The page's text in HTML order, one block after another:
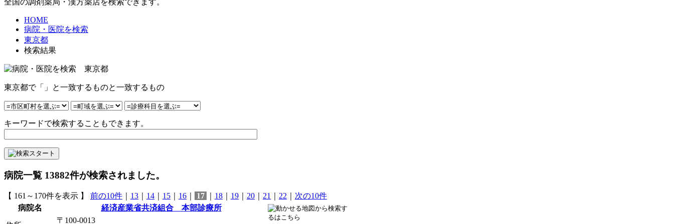
HOME
病院・医院を検索
東京都
検索結果
東京都で「」と一致するものと一致するもの
キーワードで検索することもできます。
病院一覧 13882件が検索されました。
【 161～170件を表示 】 前の10件 13 14 15 16 17 18 19 20 21 22
次の10件
病院名
経済産業省共済組合 本部診療所
〒100-0013